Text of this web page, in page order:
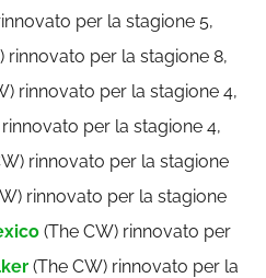
per la stagione 5,
rinnovato per la stagione 8,
rinnovato per la stagione 4,
rinnovato per la stagione 4,
rinnovato per la stagione
rinnovato per la stagione
(The CW) rinnovato per
(The CW) rinnovato per la